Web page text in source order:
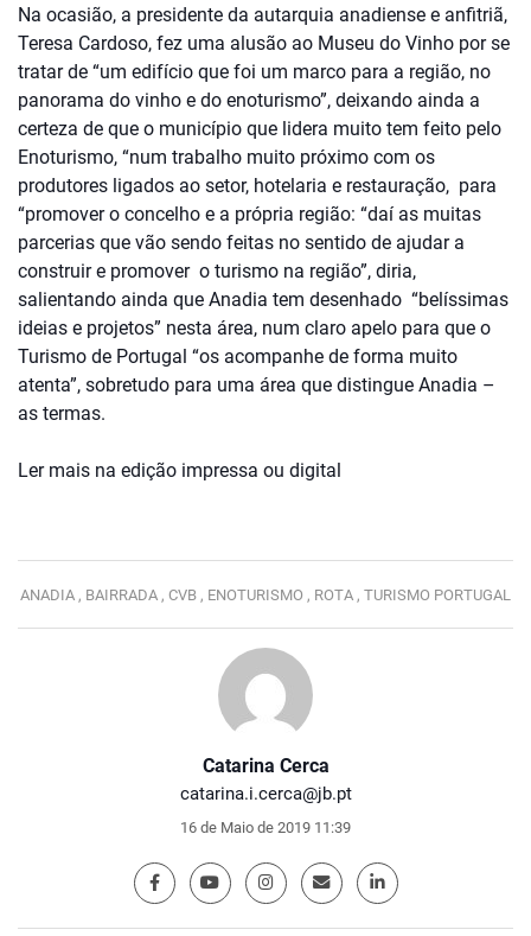
Catarina Cerca
catarina.i.cerca@jb.pt
16 de Maio de 2019 11:39
Na ocasião, a presidente da autarquia anadiense e anfitriã,
Teresa Cardoso, fez uma alusão ao Museu do Vinho por se
tratar de “um edifício que foi um marco para a região, no
panorama do vinho e do enoturismo”, deixando ainda a
certeza de que o município que lidera muito tem feito pelo
Enoturismo, “num trabalho muito próximo com os
produtores ligados ao setor, hotelaria e restauração, para
“promover o concelho e a própria região: “daí as muitas
parcerias que vão sendo feitas no sentido de ajudar a
construir e promover o turismo na região”, diria,
salientando ainda que Anadia tem desenhado “belíssimas
ideias e projetos” nesta área, num claro apelo para que o
Turismo de Portugal “os acompanhe de forma muito
atenta”, sobretudo para uma área que distingue Anadia –
as termas.
Ler mais na edição impressa ou digital
ANADIA , BAIRRADA , CVB , ENOTURISMO , ROTA , TURISMO PORTUGAL